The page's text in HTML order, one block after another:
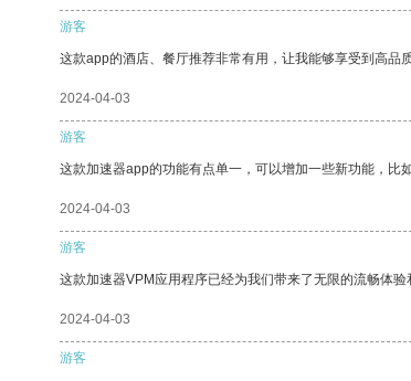
游客
这款app的酒店、餐厅推荐非常有用，让我能够享受到高品
2024-04-03
游客
这款加速器app的功能有点单一，可以增加一些新功能，比
2024-04-03
游客
这款加速器VPM应用程序已经为我们带来了无限的流畅体验
2024-04-03
游客